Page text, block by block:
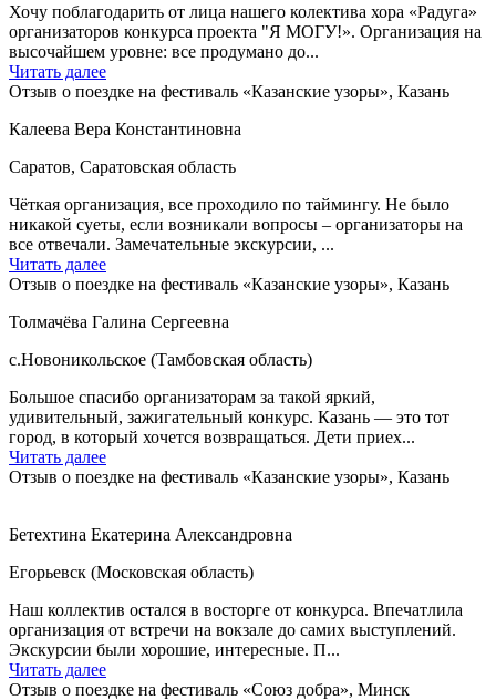
Хочу поблагодарить от лица нашего колектива хора «Радуга»
организаторов конкурса проекта "Я МОГУ!». Организация на
высочайшем уровне: все продумано до...
Читать далее
Отзыв о поездке на фестиваль «Казанские узоры», Казань
Калеева Вера Константиновна
Саратов, Саратовская область
Чёткая организация, все проходило по таймингу. Не было
никакой суеты, если возникали вопросы – организаторы на
все отвечали. Замечательные экскурсии, ...
Читать далее
Отзыв о поездке на фестиваль «Казанские узоры», Казань
Толмачёва Галина Сергеевна
с.Новоникольское (Тамбовская область)
Большое спасибо организаторам за такой яркий,
удивительный, зажигательный конкурс. Казань — это тот
город, в который хочется возвращаться. Дети приех...
Читать далее
Отзыв о поездке на фестиваль «Казанские узоры», Казань
Бетехтина Екатерина Александровна
Егорьевск (Московская область)
Наш коллектив остался в восторге от конкурса. Впечатлила
организация от встречи на вокзале до самих выступлений.
Экскурсии были хорошие, интересные. П...
Читать далее
Отзыв о поездке на фестиваль «Союз добра», Минск